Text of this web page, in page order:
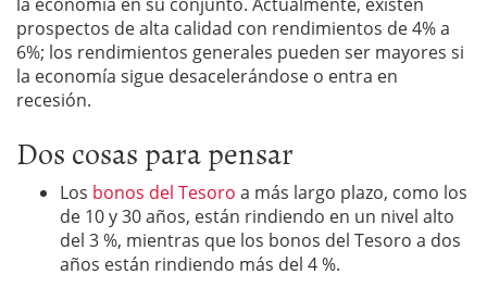
prospectos de alta calidad con rendimientos de 4% a
6%; los rendimientos generales pueden ser mayores si
la economía sigue desacelerándose o entra en
recesión.
Dos cosas para pensar
Los bonos del Tesoro a más largo plazo, como los
de 10 y 30 años, están rindiendo en un nivel alto
del 3 %, mientras que los bonos del Tesoro a dos
años están rindiendo más del 4 %.